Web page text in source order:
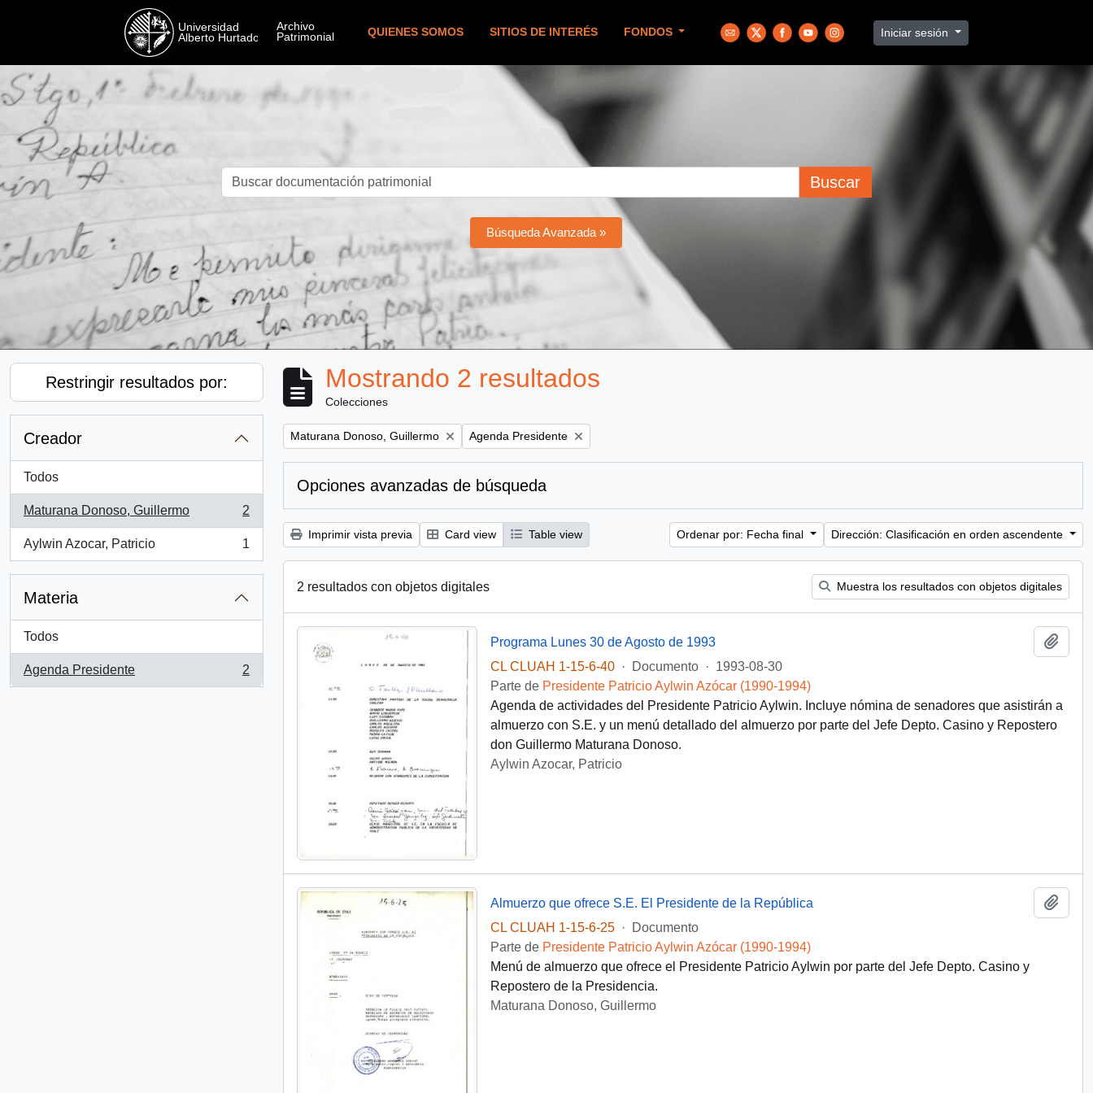
QUIENES SOMOS SITIOS DE INTERÉS FONDOS Iniciar sesión
Buscar
Búsqueda Avanzada »
Restringir resultados por:
Creador
Todos
Maturana Donoso, Guillermo
, 2 resultados
2
Aylwin Azocar, Patricio
, 1 resultados
1
Materia
Todos
Agenda Presidente
, 2 resultados
2
Mostrando 2 resultados
Colecciones
Remove filter:
Maturana Donoso, Guillermo Remove filter:
Agenda Presidente
Opciones avanzadas de búsqueda
Imprimir vista previa Card view Table view Ordenar por: Fecha final Dirección: Clasificación en orden ascendente
2 resultados con objetos digitales Muestra los resultados con objetos digitales
Programa Lunes 30 de Agosto de 1993
CL CLUAH 1-15-6-40
· Documento · 1993-08-30
Parte de Presidente Patricio Aylwin Azócar (1990-1994)
Agenda de actividades del Presidente Patricio Aylwin. Incluye nómina de senadores que asistirán a
almuerzo con S.E. y un menú detallado del almuerzo por parte del Jefe Depto. Casino y Repostero
don Guillermo Maturana Donoso.
Aylwin Azocar, Patricio
Almuerzo que ofrece S.E. El Presidente de la República
CL CLUAH 1-15-6-25
·
Documento
Parte de Presidente Patricio Aylwin Azócar (1990-1994)
Menú de almuerzo que ofrece el Presidente Patricio Aylwin por parte del Jefe Depto. Casino y
Repostero de la Presidencia.
Maturana Donoso, Guillermo